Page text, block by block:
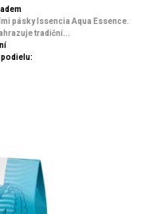
pásky Issencia Aqua Essence.
tradiční...